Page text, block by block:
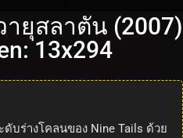
ยุสลาตัน (2007)
13x294
บร่างโคลนของ Nine Tails ด้วย